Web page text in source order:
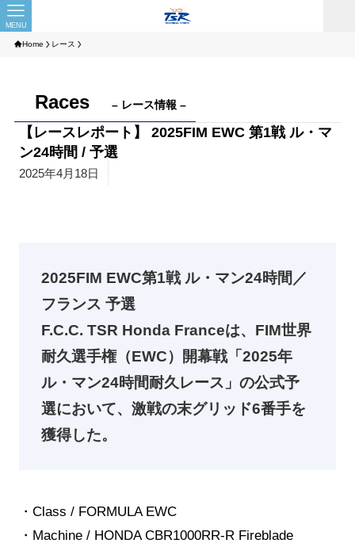
MENU
Home レース
Races – レース情報 –
【レースレポート】 2025FIM EWC 第1戦 ル・マ
ン24時間 / 予選
2025年4月18日
2025FIM EWC第1戦 ル・マン24時間／
フランス 予選
F.C.C. TSR Honda Franceは、FIM世界
耐久選手権（EWC）開幕戦「2025年
ル・マン24時間耐久レース」の公式予
選において、激戦の末グリッド6番手を
獲得した。
・Class / FORMULA EWC
・Machine / HONDA CBR1000RR-R Fireblade